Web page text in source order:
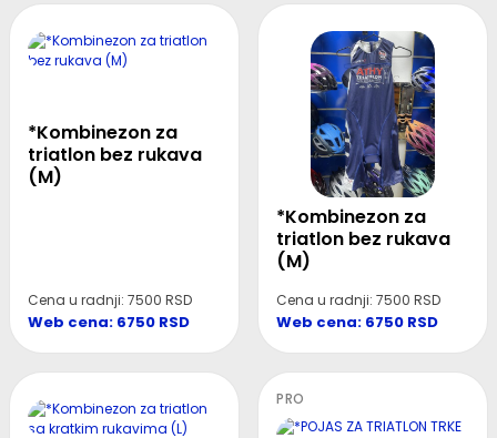
*Kombinezon za
triatlon bez rukava
(M)
Cena u radnji: 7500 RSD
Web cena: 6750 RSD
*Kombinezon za
triatlon bez rukava
(M)
Cena u radnji: 7500 RSD
Web cena: 6750 RSD
PRO